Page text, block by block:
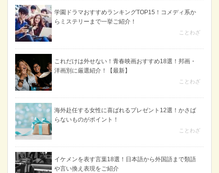
学園ドラマおすすめランキングTOP15！コメディ系か
らミステリーまで一挙ご紹介！
ことわざ
これだけは外せない！青春映画おすすめ18選！邦画・
洋画別に厳選紹介！【最新】
ことわざ
海外赴任する女性に喜ばれるプレゼント12選！かさば
らないものがポイント！
ことわざ
イケメンを表す言葉18選！日本語から外国語まで類語
や言い換え表現をご紹介